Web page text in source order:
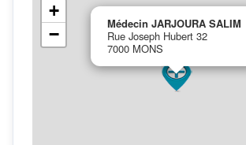
Médecin JARJOURA SALIM
Rue Joseph Hubert 32
7000 MONS
+
−